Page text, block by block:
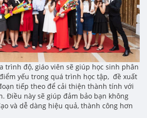
trình độ, giáo viên sẽ giúp học sinh phân
yếu trong quá trình học tập, đề xuất
tiếp theo để cải thiện thành tính với
Điều này sẽ giúp đảm bảo bạn không
và dễ dàng hiệu quả, thành công hơn